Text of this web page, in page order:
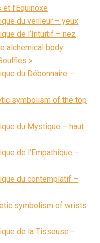
l’Equinoxe
du veilleur – yeux
de l’Intuitif – nez
alchemical body
»
du Débonnaire –
symbolism of the top
du Mystique – haut
de l’Empathique –
du contemplatif –
symbolism of wrists
de la Tisseuse –